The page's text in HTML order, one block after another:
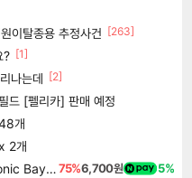
이탈종용 추정사건 [263]
? [1]
나는데 [2]
드 [펠리카] 판매 예정
개
2개
바이오닉 베이 디럭스 에디션 Bionic Bay Deluxe Edition75%6,700원 5%